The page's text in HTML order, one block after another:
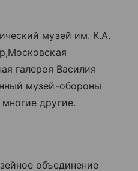
музей им. К.А.
галерея Василия
музей-обороны
другие.
объединение